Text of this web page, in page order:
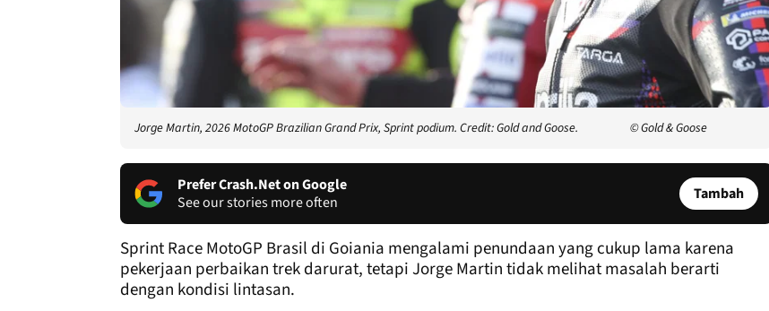
Jorge Martin, 2026 MotoGP Brazilian Grand Prix, Sprint podium. Credit: Gold and Goose. © Gold & Goose
Prefer Crash.Net on Google
See our stories more often
Tambah
Sprint Race MotoGP Brasil di Goiania mengalami penundaan yang cukup lama karena
pekerjaan perbaikan trek darurat, tetapi Jorge Martin tidak melihat masalah berarti
dengan kondisi lintasan.